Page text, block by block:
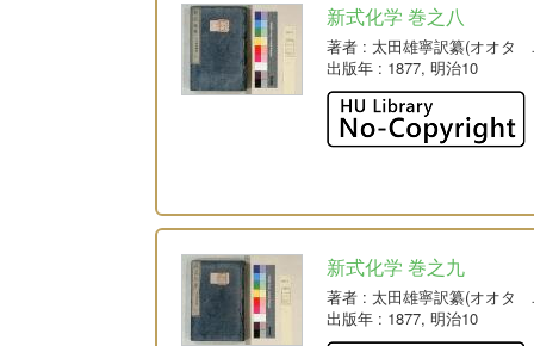
新式化学 巻之八
著者 : 太田雄寧訳纂(オオタ
出版年 : 1877, 明治10
新式化学 巻之九
著者 : 太田雄寧訳纂(オオタ
出版年 : 1877, 明治10